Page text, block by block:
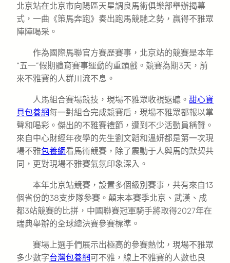
北京站在北京市向陽區天星調良馬術俱樂部舉辦揭幕
式，一曲《策馬奔跑》奏出跑馬競馳之勢，贏得不雅眾
陣陣喝采。
作為國際馬聯官方賽歷賽事，北京站的競賽是本年
“五一”假期體育賽事運動的重頭戲。競賽為期3天，前
來不雅賽的人群川流不息。
人馬組合賽場競技，現場不雅眾收視返聽。 甜心寶
貝包養網每一對組合完成競賽后，現場不雅眾都報以掌
聲和喝彩。傑出的不雅賽禮節，遭到不少活動員稱贊。
來自中心財經年夜學的先生劉文韜和溫妍都是第一次現
場不雅包養網看馬術競賽，除了震動于人與馬的默契共
同，更對現場不雅賽氣氛印象深入。
本年北京站競賽，設置多個級別賽事，共有來自13
個省份的38支步隊參賽。顛末本賽季北京、武漢、成
都3站競賽的比拼，中國聯賽冠軍騎手將取得2027年在
瑞典舉辦的全球總決賽參賽標準。
賽場上選手們展示出極高的參賽熱忱，現場不雅眾
多少數字台灣包養網可不雅，線上不雅賽的人數也良